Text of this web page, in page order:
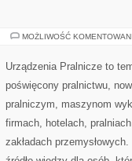
MOŻLIWOŚĆ
Urządzenia Pralnicze to
poświęcony pralnictwu,
pralniczym, maszynom
firmach, hotelach,
zakładach